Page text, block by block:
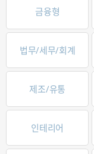
금융형
법무/세무/회계
제조/유통
인테리어